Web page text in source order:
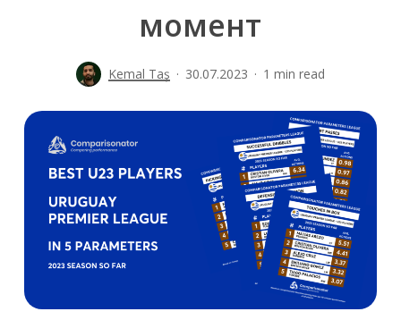
момент
Kemal Taş 30.07.2023 1 min read